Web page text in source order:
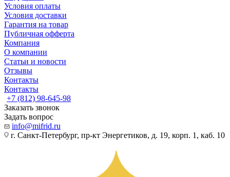
Условия оплаты
Условия доставки
Гарантия на товар
Публичная офферта
Компания
О компании
Статьи и новости
Отзывы
Контакты
Контакты
+7 (812) 98-645-98
Заказать звонок
Задать вопрос
info@mifrid.ru
г. Санкт-Петербург, пр-кт Энергетиков, д. 19, корп. 1, каб. 10